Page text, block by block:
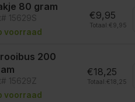
80 gram
15629S
voorraad
€9,95
Totaal: €9,95
200
15629Z
voorraad
€18,25
Totaal: €18,25